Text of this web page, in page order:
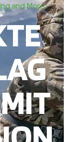
and More